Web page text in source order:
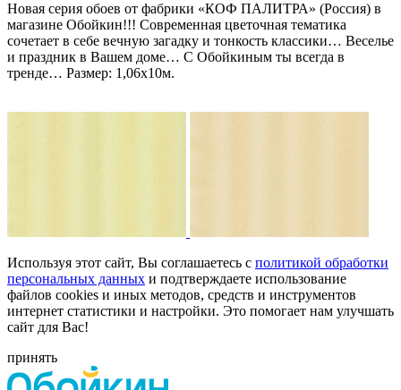
Новая серия обоев от фабрики «КОФ ПАЛИТРА» (Россия) в
магазине Обойкин!!! Современная цветочная тематика
сочетает в себе вечную загадку и тонкость классики… Веселье
и праздник в Вашем доме… С Обойкиным ты всегда в
тренде… Размер: 1,06х10м.
Используя этот сайт, Вы соглашаетесь с политикой обработки
персональных данных и подтверждаете использование
файлов cookies и иных методов, средств и инструментов
интернет статистики и настройки. Это помогает нам улучшать
сайт для Вас!
принять